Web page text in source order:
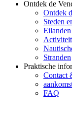
Ontdek de
Ontdek
Steden
Eilanden
Stranden
Praktische
Contact
FAQ